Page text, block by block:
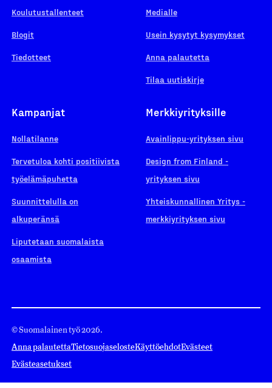
Koulutustallenteet
Blogit
Tiedotteet
Medialle
Usein kysytyt kysymykset
Anna palautetta
Tilaa uutiskirje
Kampanjat
Nollatilanne
Tervetuloa kohti positiivista
työelämäpuhetta
Suunnittelulla on
alkuperänsä
Liputetaan suomalaista
osaamista
Merkkiyrityksille
Avainlippu-yrityksen sivu
Design from Finland -
yrityksen sivu
Yhteiskunnallinen Yritys -
merkkiyrityksen sivu
© Suomalainen työ 2026.
Anna palautettaTietosuojaselosteKäyttöehdotEvästeet
Evästeasetukset